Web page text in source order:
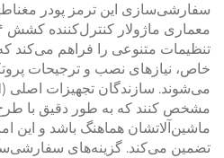
سفارشی‌سازی این ترمز پودر
معماری ماژولار کنترل‌کننده کشش ۲۴ ولتی
تنظیمات متنوعی را فراهم می‌کند
خاص، نیازهای نصب و ترجیحات
مشخص کنند که به طور دقیق با
ماشین‌آلاتشان هماهنگ باشد و این
تضمین می‌کند. گزینه‌های